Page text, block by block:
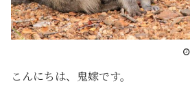
こんにちは、鬼嫁です。